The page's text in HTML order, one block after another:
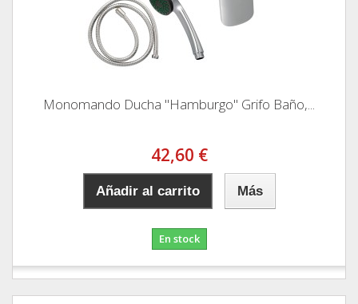
Monomando Ducha "Hamburgo" Grifo Baño,...
42,60 €
Añadir al carrito Más
En stock